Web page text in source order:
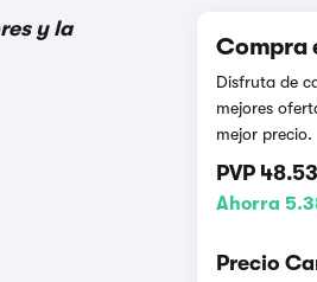
y la
Compra
Disfruta de
mejores
mejor precio.
PVP
Ahorra
Precio